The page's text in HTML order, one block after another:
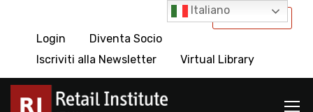
International
Login
Diventa Socio
Iscriviti alla Newsletter
Virtual Library
Italiano